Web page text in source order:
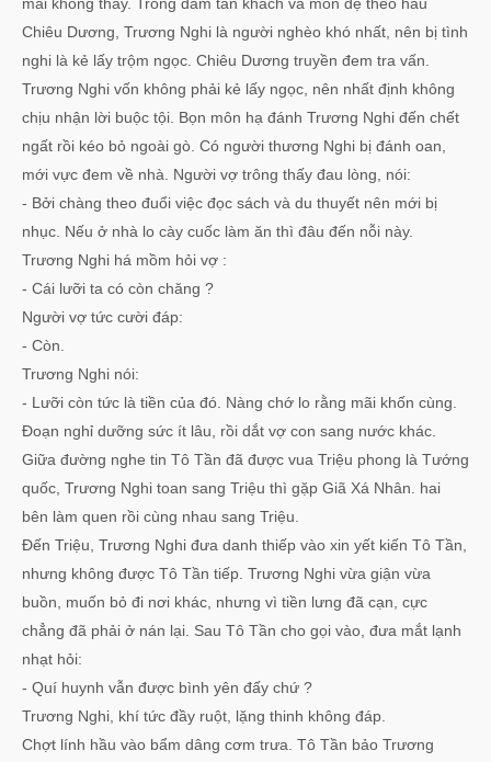
Chiêu Dương, Trương Nghi là người nghèo khó nhất, nên bị tình
nghi là kẻ lấy trộm ngọc. Chiêu Dương truyền đem tra vấn.
Trương Nghi vốn không phải kẻ lấy ngọc, nên nhất định không
chịu nhận lời buộc tội. Bọn môn hạ đánh Trương Nghi đến chết
ngất rồi kéo bỏ ngoài gò. Có người thương Nghi bị đánh oan,
mới vực đem về nhà. Người vợ trông thấy đau lòng, nói:
- Bởi chàng theo đuổi việc đọc sách và du thuyết nên mới bị
nhục. Nếu ở nhà lo cày cuốc làm ăn thì đâu đến nỗi này.
Trương Nghi há mồm hỏi vợ :
- Cái lưỡi ta có còn chăng ?
Người vợ tức cười đáp:
- Còn.
Trương Nghi nói:
- Lưỡi còn tức là tiền của đó. Nàng chớ lo rằng mãi khốn cùng.
Đoạn nghỉ dưỡng sức ít lâu, rồi dắt vợ con sang nước khác.
Giữa đường nghe tin Tô Tần đã được vua Triệu phong là Tướng
quốc, Trương Nghi toan sang Triệu thì gặp Giã Xá Nhân. hai
bên làm quen rồi cùng nhau sang Triệu.
Đến Triệu, Trương Nghi đưa danh thiếp vào xin yết kiến Tô Tần,
nhưng không được Tô Tần tiếp. Trương Nghi vừa giận vừa
buồn, muốn bỏ đi nơi khác, nhưng vì tiền lưng đã cạn, cực
chẳng đã phải ở nán lại. Sau Tô Tần cho gọi vào, đưa mắt lạnh
nhạt hỏi:
- Quí huynh vẫn được bình yên đấy chứ ?
Trương Nghi, khí tức đầy ruột, lặng thinh không đáp.
Chợt lính hầu vào bẩm dâng cơm trưa. Tô Tần bảo Trương